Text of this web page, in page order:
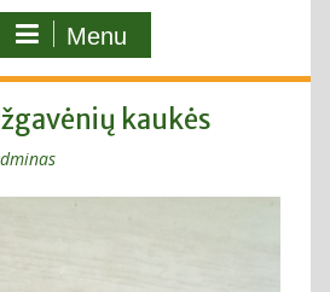
Menu
kaukės